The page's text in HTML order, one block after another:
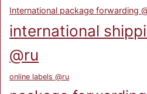
International package forwarding
international
@ru
online labels @ru